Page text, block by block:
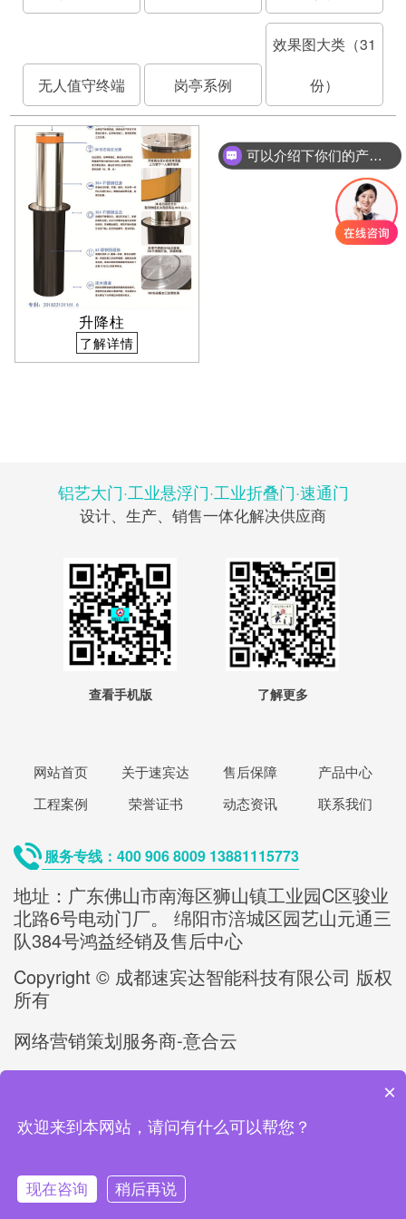
无人值守终端 岗亭系例
效果图大类（31
份）
升降柱
了解详情
铝艺大门·工业悬浮门·工业折叠门·速通门
设计、生产、销售一体化解决供应商
查看手机版 了解更多
网站首页 关于速宾达 售后保障
产品中心
工程案例
荣誉证书 动态资讯 联系我们
服务专线：400 906 8009 13881115773
地址：广东佛山市南海区狮山镇工业园C区骏业
北路6号电动门厂。 绵阳市涪城区园艺山元通三
队384号鸿益经销及售后中心
Copyright © 成都速宾达智能科技有限公司 版权
所有
网络营销策划服务商-意合云
无轨悬浮折叠门
工业悬浮门智能庭院大门
可以介绍下你们的产品么
×
欢迎来到本网站，请问有什么可以帮您？
现在咨询 稍后再说